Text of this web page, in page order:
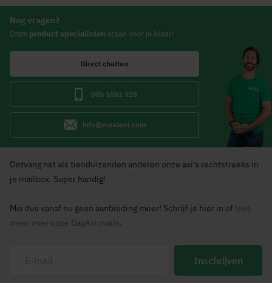
Nog vragen?
Onze product specialisten staan voor je klaar!
Direct chatten
085 1051 929
info@maxiaxi.com
Ontvang net als tienduizenden anderen onze axi's rechtstreeks in
je mailbox. Super handig!
Mis dus vanaf nu geen aanbieding meer! Schrijf je hier in of lees
meer over onze DagAxi mails.
Inschrijven